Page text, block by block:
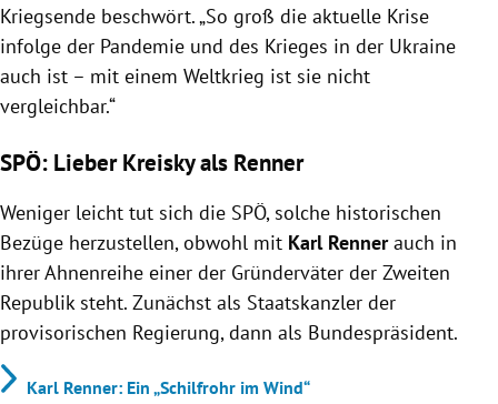
Kriegsende beschwört. „So groß die aktuelle Krise
infolge der Pandemie und des Krieges in der Ukraine
auch ist – mit einem Weltkrieg ist sie nicht
vergleichbar.“
SPÖ: Lieber Kreisky als Renner
Weniger leicht tut sich die SPÖ, solche historischen
Bezüge herzustellen, obwohl mit Karl Rennerauch in
ihrer Ahnenreihe einer der Gründerväter der Zweiten
Republik steht. Zunächst als Staatskanzler der
provisorischen Regierung, dann als Bundespräsident.
Karl Renner: Ein „Schilfrohr im Wind“